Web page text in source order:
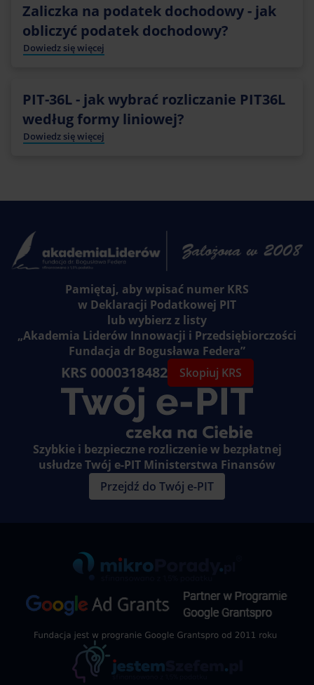
Zaliczka na podatek dochodowy - jak
obliczyć podatek dochodowy?
Dowiedz się więcej
PIT-36L - jak wybrać rozliczanie PIT36L
według formy liniowej?
Dowiedz się więcej
Pamiętaj, aby wpisać numer KRS
w Deklaracji Podatkowej PIT
lub wybierz z listy
„Akademia Liderów Innowacji i Przedsiębiorczości
Fundacja dr Bogusława Federa”
KRS 0000318482 Skopiuj KRS
Szybkie i bezpieczne rozliczenie w bezpłatnej
usłudze Twój e-PIT Ministerstwa Finansów
Przejdź do Twój e-PIT